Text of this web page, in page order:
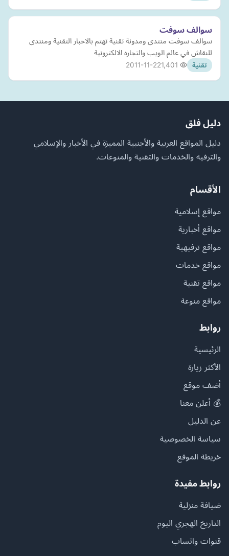
سوالف سوفت
سوالف سوفت منتدى ومدونة تقنية تهتم بالاخبار التقنية ومنتدى
للنقاش في عالم الويب والتجاره الالكترونية
تقنية 2011-11-22
دليل فلق
دليل المواقع العربية والأجنبية المميزة في الأخبار والإسلامي
والترفيه والخدمات والتقنية والمنوعات.
الأقسام
مواقع إسلامية
مواقع أخبارية
مواقع ترفيهية
مواقع خدمات
مواقع تقنية
مواقع منوعة
روابط
الرئيسية
الأكثر زيارة
أضف موقع
💰 أعلن معنا
عن الدليل
سياسة الخصوصية
خريطة الموقع
روابط مفيدة
ضيافة منزلية
التاريخ الهجري اليوم
قنوات واتساب